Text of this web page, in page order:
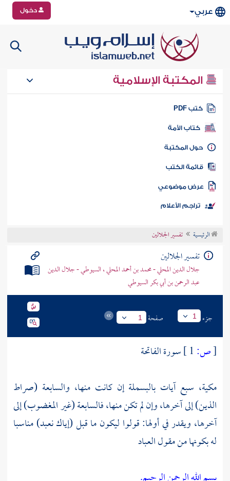
عربي دخول
المكتبة الإسلامية
كتب PDF
كتاب الأمة
المكتبة
الكتب
موضوعي
تراجم الأعلام
الرئيسية تفسير الجلالين
تفسير الجلالين
جلال الدين المحلي - محمد بن أحمد المحلي ، السيوطي - جلال الدين
عبد الرحمن بن أبي بكر السيوطي
جزء 1 صفحة 1
[ص:
سورة الفاتحة
مكية، سبع آيات بالبسملة إن كانت منها، والسابعة (صراط
الذين) إلى آخرها، وإن لم تكن منها، فالسابعة (غير المغضوب) إلى
آخرها، ويقدر في أولها: قولوا ليكون ما قبل (إياك نعبد) مناسبا
له بكونها من مقول العباد